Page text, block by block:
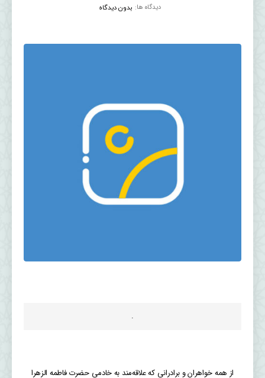
دیدگاه ها: بدون دیدگاه
.
از همه خواهران و برادرانی که علاقه‌مند به خادمی حضرت فاطمه الزهرا